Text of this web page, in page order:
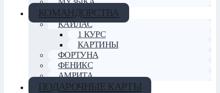
КОМАНДОРСТВА
КАЙЛАС
1 КУРС
КАРТИНЫ
ФОРТУНА
ФЕНИКС
АМРИТА
ПОДАРОЧНЫЕ КАРТЫ